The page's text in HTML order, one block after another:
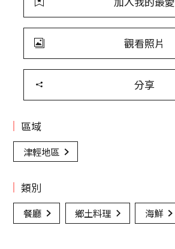
觀看照片
分享
區域
津輕地區
類別
餐廳 鄉土料理 海鮮